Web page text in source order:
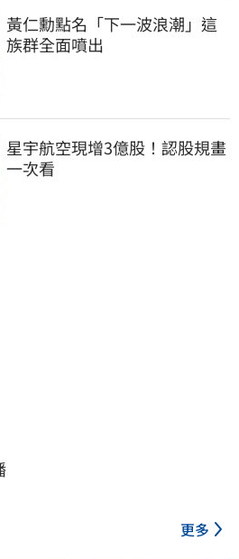
黃仁勳點名「下一波浪潮」這
族群全面噴出
星宇航空現增3億股！認股規畫
一次看
更多